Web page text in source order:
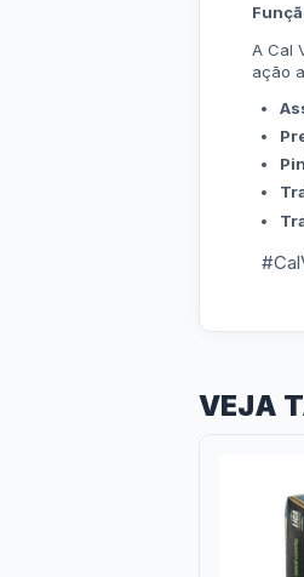
A Cal
ação
VEJA